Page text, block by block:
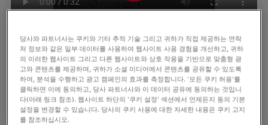
Cutting of algea with Infinity Scanner and
Pulsed Laser Unit (PLU)
Video taken by Leica Microsystems
당사와 파트너사는 쿠키와 기타 추적 기술 그리고 귀하가 직접 제공하는 연락
처 정보와 같은 일부 데이터를 사용하여 웹사이트 사용 경험을 개선하고, 귀하
의 이러한 웹사이트 그리고 다른 웹사이트와 상호 작용을 기반으로 맞춤형 광
고와 콘텐츠를 제공하며, 귀하가 소셜 미디어에서 콘텐츠를 공유할 수 있도록
하여, 분석을 수행하고 광고 캠페인의 효과를 측정합니다. '모든 쿠키 허용'를
클릭하면 이에 동의하고, 당사 파트너사와 이 데이터 공유에 동의하는 것입니
다(아래 링크 참조). 웹사이트 하단의 '쿠키 설정' 섹션에서 언제든지 동의 기본
설정을 변경할 수 있습니다. 당사의 쿠키 사용에 대한 자세한 내용은 쿠키 고지
를 참조하십시오.